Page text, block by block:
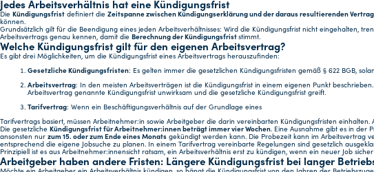
Jedes Arbeitsverhältnis hat eine Kündigungsfrist
Die Kündigungsfrist definiert die Zeitspanne zwischen Kündigungserklärung und der daraus resultierenden
können.
Grundsätzlich gilt für die Beendigung eines jeden Arbeitsverhältnisses: Wird die Kündigungsfrist nicht eingehalten,
Arbeitsvertrags genau kennen, damit die Berechnung der Kündigungsfrist stimmt.
Welche Kündigungsfrist gilt für den eigenen Arbeitsvertrag?
Es gibt drei Möglichkeiten, um die Kündigungsfrist eines Arbeitsvertrags herauszufinden:
Gesetzliche Kündigungsfristen: Es gelten immer die gesetzlichen Kündigungsfristen gemäß § 622 BGB,
Arbeitsvertrag: In den meisten Arbeitsverträgen ist die Kündigungsfrist in einem eigenen Punkt
Arbeitsvertrag genannte Kündigungsfrist unwirksam und die gesetzliche Kündigungsfrist greift.
Tarifvertrag: Wenn ein Beschäftigungsverhältnis auf der Grundlage eines
Tarifvertrags basiert, müssen Arbeitnehmer:in sowie Arbeitgeber die darin vereinbarten Kündigungsfristen
Die gesetzliche Kündigungsfrist für Arbeitnehmer:innen beträgt immer vier Wochen. Eine Ausnahme gibt es in der
ansonsten nur zum 15. oder zum Ende eines Monats gekündigt werden kann. Die Probezeit kann im Arbeitsvertrag
entsprechend die eigene Jobsuche zu planen. In einem Tarifvertrag vereinbarte Regelungen sind gesetzlich
Prinzipiell ist es aus Arbeitnehmer:innensicht ratsam, ein Arbeitsverhältnis erst zu kündigen, wenn ein neuer Job
Arbeitgeber haben andere Fristen: Längere Kündigungsfrist bei langer